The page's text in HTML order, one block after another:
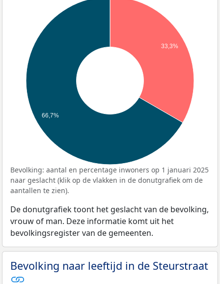
33,3%
66,7%
Bevolking: aantal en percentage inwoners op 1 januari 2025
naar geslacht (klik op de vlakken in de donutgrafiek om de
aantallen te zien).
De donutgrafiek toont het geslacht van de bevolking,
vrouw of man. Deze informatie komt uit het
bevolkingsregister van de gemeenten.
Bevolking naar leeftijd in de Steurstraat